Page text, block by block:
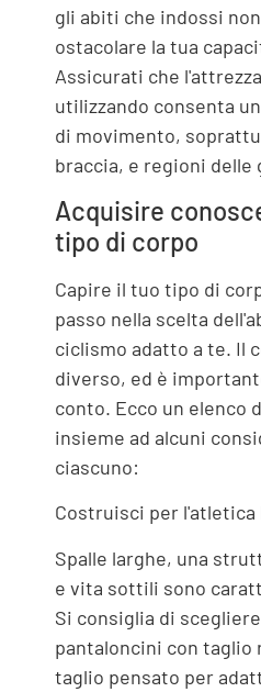
gli abiti che indossi
ostacolare la tua
Assicurati che
utilizzando consenta
di movimento,
braccia, e regioni delle
Acquisire
tipo di corpo
Capire il tuo tipo di
passo nella scelta
ciclismo adatto a te. Il
diverso, ed è
conto. Ecco un elenco
insieme ad alcuni
ciascuno:
Costruisci per l'atletica
Spalle larghe, una
e vita sottili sono
Si consiglia di
pantaloncini con taglio
taglio pensato per